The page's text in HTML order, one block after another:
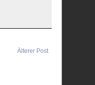
Älterer Post